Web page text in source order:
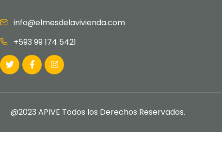
info@elmesdelavivienda.com
+593 99 174 5421
@2023 APIVE Todos los Derechos Reservados.